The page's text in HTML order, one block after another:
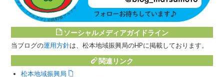
ソーシャルメディアガイドライン
当ブログの運用方針は、松本地域振興局のHPに掲載しております。
関連リンク
松本地域振興局